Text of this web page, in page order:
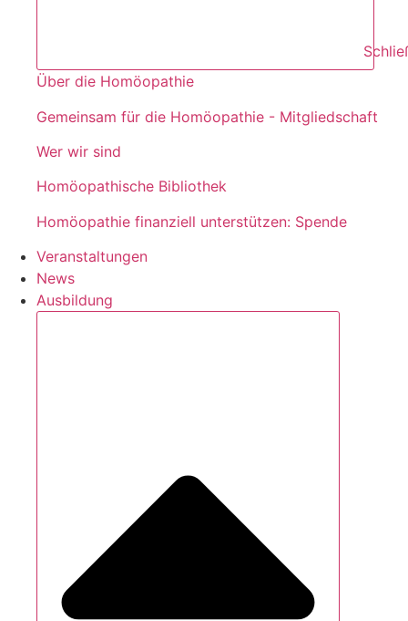
Über die Homöopathie
Gemeinsam für die Homöopathie - Mitgliedschaft
Wer wir sind
Homöopathische Bibliothek
Homöopathie finanziell unterstützen: Spende
Veranstaltungen
News
Ausbildung